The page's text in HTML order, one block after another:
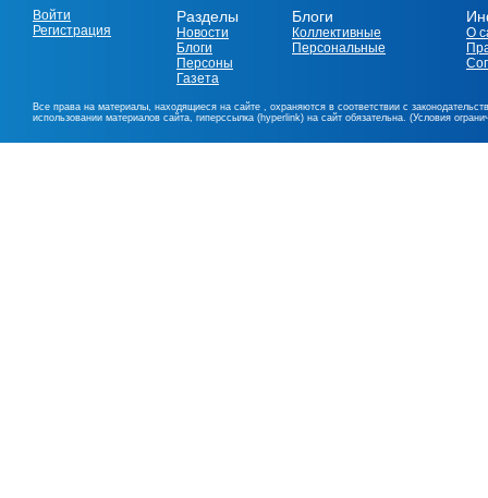
Войти
Регистрация
Разделы
Новости
Блоги
Персоны
Газета
Блоги
Коллективные
Персональные
О
Все права на материалы, находящиеся на сайте , охраняются в соответствии с
использовании материалов сайта, гиперссылка (hyperlink) на сайт обязательна. (Условия